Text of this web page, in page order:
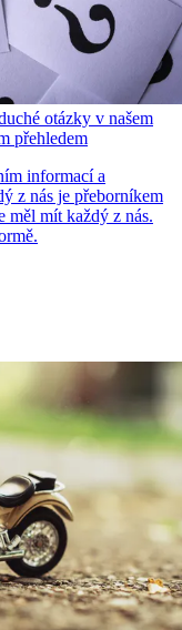
otázky v našem
přehledem
informací a
z nás je přeborníkem
měl mít každý z nás.